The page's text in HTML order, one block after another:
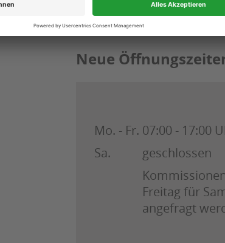
Neue
Mo. - Fr. 07:00 - 17:00
Sa.
geschlossen
Freitag für
angefragt